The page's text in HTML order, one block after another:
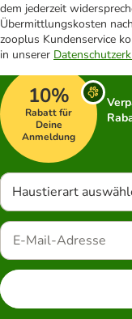
dem jederzeit
Übermittlungskosten
zooplus Kundenservice
in unserer
10%
Rabatt für
Deine
Anmeldung
Haustierart